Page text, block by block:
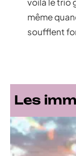
même
soufflent
Les